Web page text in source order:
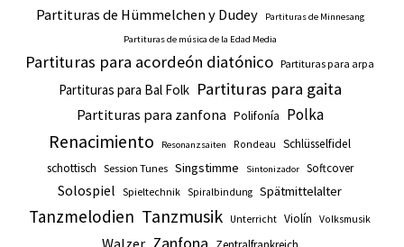
Partituras de Hümmelchen y Dudey
Partituras de Minnesang
Partituras de música de la Edad Media
Partituras para acordeón diatónico Partituras para arpa
Partituras para Bal Folk Partituras para gaita
Partituras para zanfona Polifonía Polka
Renacimiento Resonanzsaiten Rondeau
Schlüsselfidel
schottisch Session Tunes Singstimme Sintonizador Softcover
Solospiel Spieltechnik Spiralbindung Spätmittelalter
Tanzmelodien Tanzmusik Unterricht Violín Volksmusik
Walzer